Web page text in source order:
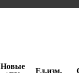
Новые
Ед.изм.